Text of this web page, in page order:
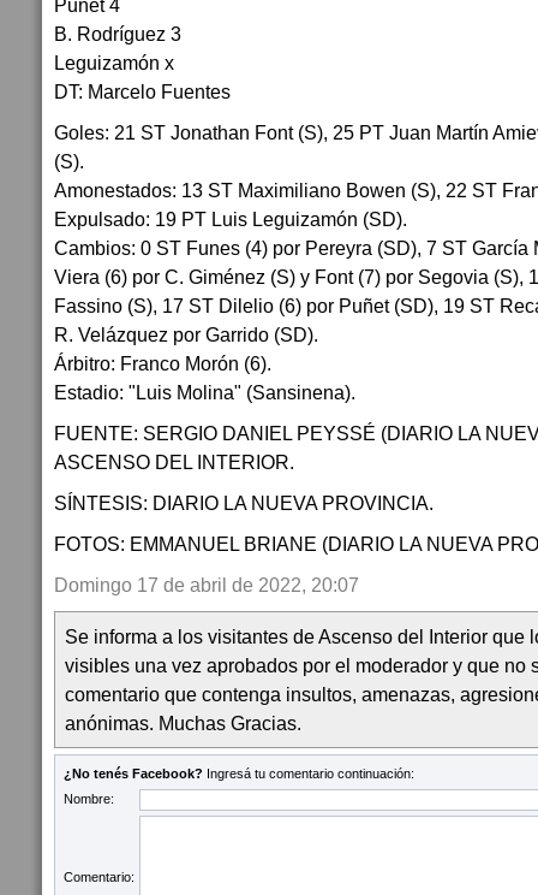
Puñet 4
B. Rodríguez 3
Leguizamón x
DT: Marcelo Fuentes
Goles: 21 ST Jonathan Font (S), 25 PT Juan Martín
(S).
Amonestados: 13 ST Maximiliano Bowen (S), 22 ST
Expulsado: 19 PT Luis Leguizamón (SD).
Cambios: 0 ST Funes (4) por Pereyra (SD), 7 ST García
Viera (6) por C. Giménez (S) y Font (7) por Segovia (S),
Fassino (S), 17 ST Dilelio (6) por Puñet (SD), 19 ST
R. Velázquez por Garrido (SD).
Árbitro: Franco Morón (6).
Estadio: "Luis Molina" (Sansinena).
FUENTE: SERGIO DANIEL PEYSSÉ (DIARIO LA
ASCENSO DEL INTERIOR.
SÍNTESIS: DIARIO LA NUEVA PROVINCIA.
FOTOS: EMMANUEL BRIANE (DIARIO LA NUEVA
Domingo 17 de abril de 2022, 20:07
Se informa a los visitantes de Ascenso del Interior que
visibles una vez aprobados por el moderador y que no
comentario que contenga insultos, amenazas,
anónimas. Muchas Gracias.
¿No tenés Facebook? Ingresá tu comentario continuación:
Nombre:
Comentario: